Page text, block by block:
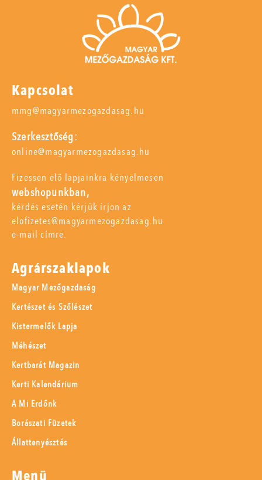
Kapcsolat
mmg@magyarmezogazdasag.hu
Szerkesztőség:
online@magyarmezogazdasag.hu
Fizessen elő lapjainkra kényelmesen
webshopunkban,
kérdés esetén kérjük írjon az
elofizetes@magyarmezogazdasag.hu
e-mail címre.
Agrárszaklapok
Magyar Mezőgazdaság
Kertészet és Szőlészet
Kistermelők Lapja
Méhészet
Kertbarát Magazin
Kerti Kalendárium
A Mi Erdőnk
Borászati Füzetek
Állattenyésztés